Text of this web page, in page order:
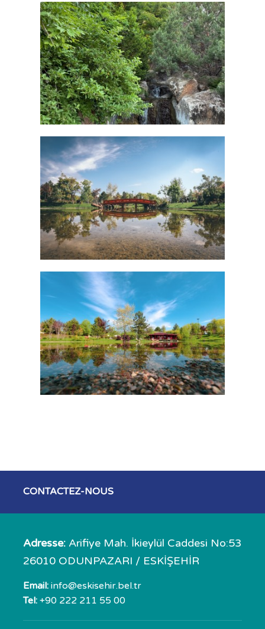
CONTACTEZ-NOUS
Adresse: Arifiye Mah. İkieylül Caddesi No:53
26010 ODUNPAZARI / ESKİŞEHİR
Email: info@eskisehir.bel.tr
Tel: +90 222 211 55 00